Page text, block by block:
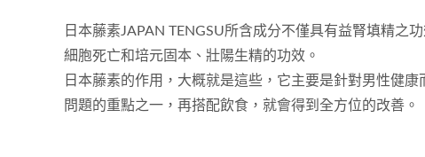
日本藤素JAPAN TENGSU所含成分不僅具有益腎填精
細胞死亡和培元固本、壯陽生精的功效。
日本藤素的作用，大概就是這些，它主要是針對男性健
問題的重點之一，再搭配飲食，就會得到全方位的改善。